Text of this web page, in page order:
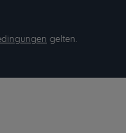
gelten.